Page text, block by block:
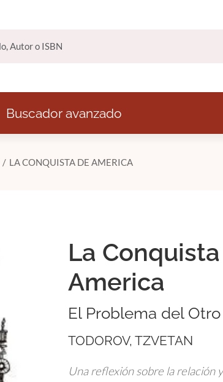
Buscador avanzado
LA CONQUISTA DE AMERICA
La
America
El Problema del Otro
TODOROV, TZVETAN
Una reflexión sobre la relación